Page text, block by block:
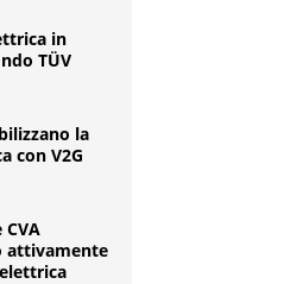
in
TÜV
la
con V2G
CVA
attivamente